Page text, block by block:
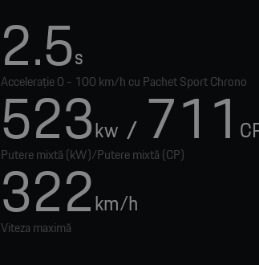
2.5s
Accelerație 0 - 100 km/h cu Pachet Sport Chrono
523kw / 711
Putere mixtă (kW)/Putere mixtă (CP)
322km/h
Viteza maximă